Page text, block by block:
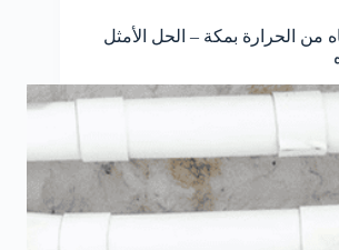
من الحرارة بمكة – الحل الأمثل